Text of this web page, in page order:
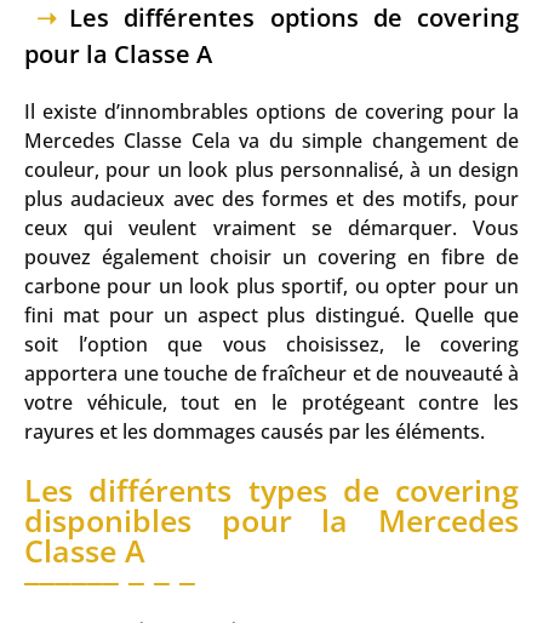
Les différentes options de covering
pour la Classe A
Il existe d’innombrables options de covering pour la
Mercedes Classe Cela va du simple changement de
couleur, pour un look plus personnalisé, à un design
plus audacieux avec des formes et des motifs, pour
ceux qui veulent vraiment se démarquer. Vous
pouvez également choisir un covering en fibre de
carbone pour un look plus sportif, ou opter pour un
fini mat pour un aspect plus distingué. Quelle que
soit l’option que vous choisissez, le covering
apportera une touche de fraîcheur et de nouveauté à
votre véhicule, tout en le protégeant contre les
rayures et les dommages causés par les éléments.
Les différents types de covering
disponibles pour la Mercedes
Classe A